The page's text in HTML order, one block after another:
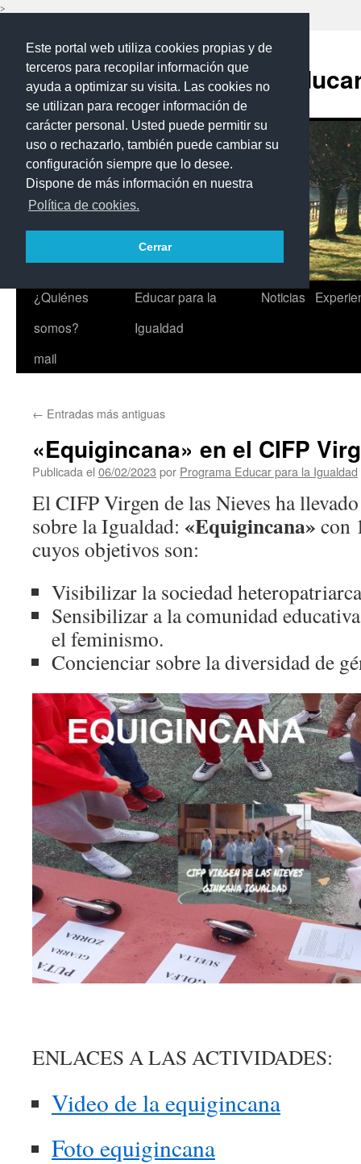
Este portal web utiliza cookies propias y de
terceros para recopilar información que
ayuda a optimizar su visita. Las cookies no
se utilizan para recoger información de
carácter personal. Usted puede permitir su
uso o rechazarlo, también puede cambiar su
configuración siempre que lo desee.
Dispone de más información en nuestra
Política de cookies.
Cerrar
>
contenido
Programa
¿Quiénes
somos?
Educar para la
Igualdad
Noticias
mail
← Entradas más antiguas
«Equigincana» en el CIFP
Publicada el 06/02/2023 por Programa Educar para la Igualdad
El CIFP Virgen de las Nieves ha
sobre la Igualdad: «Equigincana» con
cuyos objetivos son:
Visibilizar la sociedad
Sensibilizar a la comunidad
el feminismo.
Concienciar sobre la diversidad de
ENLACES A LAS ACTIVIDADES:
Video de la equigincana
Foto equigincana